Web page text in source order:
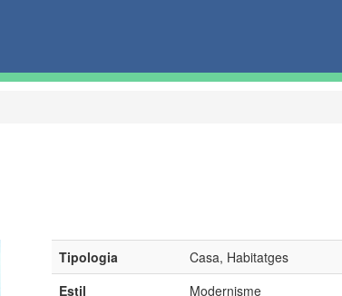
Tipologia
Casa, Habitatges
Estil
Modernisme